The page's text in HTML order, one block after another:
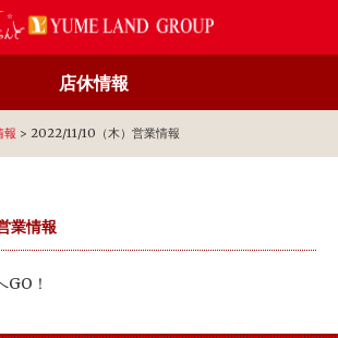
店休情報
報 > 2022/11/10（木）営業情報
業情報
GO！